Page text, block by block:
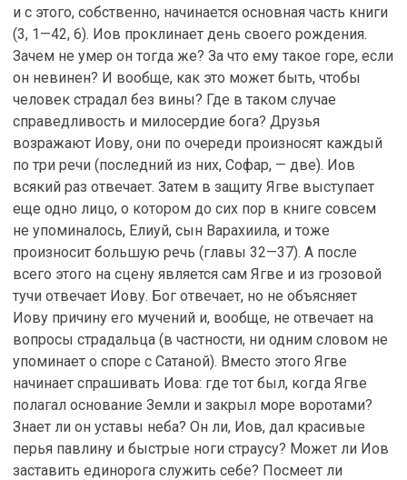
и с этого, собственно, начинается основная часть книги
(3, 1—42, 6). Иов проклинает день своего рождения.
Зачем не умер он тогда же? За что ему такое горе, если
он невинен? И вообще, как это может быть, чтобы
человек страдал без вины? Где в таком случае
справедливость и милосердие бога? Друзья
возражают Иову, они по очереди произносят каждый
по три речи (последний из них, Софар, — две). Иов
всякий раз отвечает. Затем в защиту Ягве выступает
еще одно лицо, о котором до сих пор в книге совсем
не упоминалось, Елиуй, сын Варахиила, и тоже
произносит большую речь (главы 32—37). А после
всего этого на сцену является сам Ягве и из грозовой
тучи отвечает Иову. Бог отвечает, но не объясняет
Иову причину его мучений и, вообще, не отвечает на
вопросы страдальца (в частности, ни одним словом не
упоминает о споре с Сатаной). Вместо этого Ягве
начинает спрашивать Иова: где тот был, когда Ягве
полагал основание Земли и закрыл море воротами?
Знает ли он уставы неба? Он ли, Иов, дал красивые
перья павлину и быстрые ноги страусу? Может ли Иов
заставить единорога служить себе? Посмеет ли